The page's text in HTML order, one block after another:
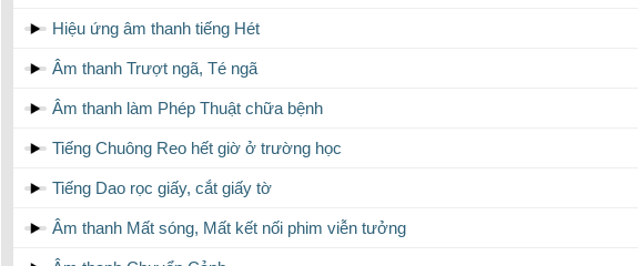
Hiệu ứng âm thanh tiếng Hét
Âm thanh Trượt ngã, Té ngã
Âm thanh làm Phép Thuật chữa bệnh
Tiếng Chuông Reo hết giờ ở trường học
Tiếng Dao rọc giấy, cắt giấy tờ
Âm thanh Mất sóng, Mất kết nối phim viễn tưởng